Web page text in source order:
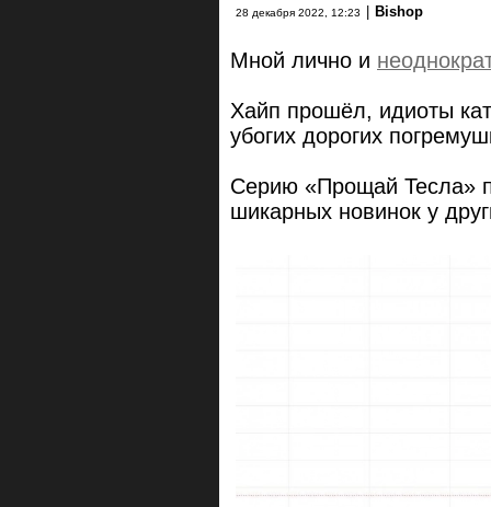
28 декабря 2022, 12:23 Bishop
Мной лично и
Хайп прошёл, идиоты
убогих дорогих
Серию «Прощай Tecла»
шикарных новинок у